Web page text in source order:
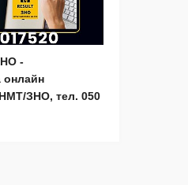
-
онлайн
НМТ/ЗНО, тел. 050